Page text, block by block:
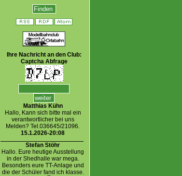
Ihre Nachricht an den Club:
Captcha Abfrage
Matthias Kühn
Hallo, Kann sich bitte mal ein
verantwortlicher bei uns
Melden? Tel.036645/21096.
15.1.2026-20:08
Stefan Stöhr
Hallo. Eure heutige Ausstellung
in der Shedhalle war mega.
Besonders eure TT-Anlage und
die der Schüler fand ich klasse.